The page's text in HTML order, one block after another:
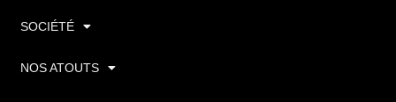
SOCIÉTÉ
NOS ATOUTS